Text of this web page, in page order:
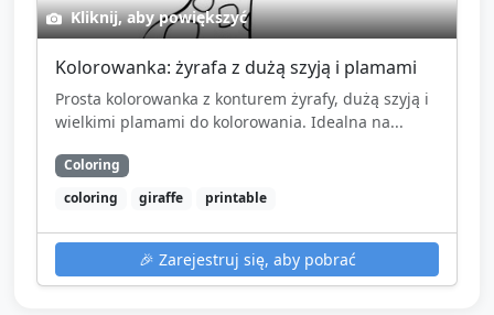
Kliknij, aby powiększyć
Kolorowanka: żyrafa z dużą szyją i plamami
Prosta kolorowanka z konturem żyrafy, dużą szyją i
wielkimi plamami do kolorowania. Idealna na...
Coloring
coloring
giraffe printable
🎉 Zarejestruj się, aby pobrać